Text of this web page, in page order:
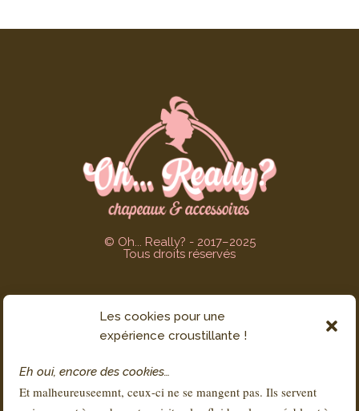
Les cookies pour une
expérience croustillante !
Eh oui, encore des cookies…
Et malheureuseemnt, ceux-ci ne se mangent pas. Ils servent
© Oh... Really? - 2017–2025
Tous droits réservés
SERVICE CLIENT
FAQs
Livraison & Retours